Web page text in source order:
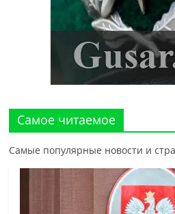
Самое читаемое
Самые популярные новости и